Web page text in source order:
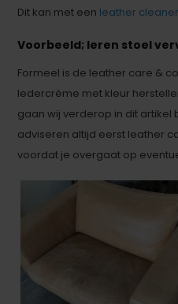
Dit kan met een leather cleaner
Voorbeeld; leren stoel
Formeel is de leather care &
ledercrème met kleur
gaan wij verderop in dit artikel
adviseren altijd eerst leather
voordat je overgaat op